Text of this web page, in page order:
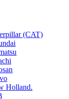
(CAT)
Holland.